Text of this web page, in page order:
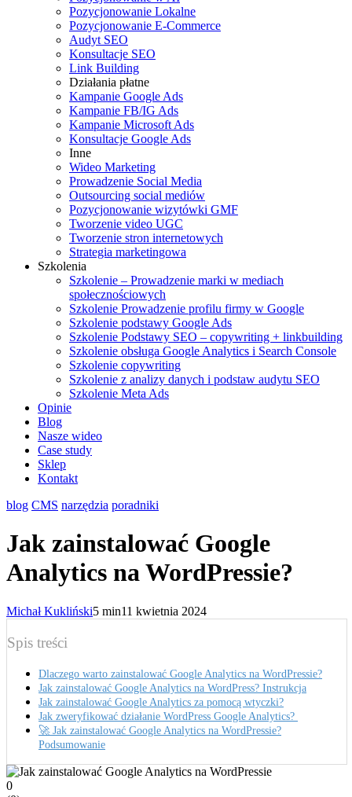
Pozycjonowanie Lokalne
Pozycjonowanie E-Commerce
Audyt SEO
Konsultacje SEO
Link Building
Działania płatne
Kampanie Google Ads
Kampanie FB/IG Ads
Kampanie Microsoft Ads
Konsultacje Google Ads
Inne
Wideo Marketing
Prowadzenie Social Media
Outsourcing social mediów
Pozycjonowanie wizytówki GMF
Tworzenie video UGC
Tworzenie stron internetowych
Strategia marketingowa
Szkolenia
Szkolenie – Prowadzenie marki w mediach
społecznościowych
Szkolenie Prowadzenie profilu firmy w Google
Szkolenie podstawy Google Ads
Szkolenie Podstawy SEO – copywriting + linkbuilding
Szkolenie obsługa Google Analytics i Search Console
Szkolenie copywriting
Szkolenie z analizy danych i podstaw audytu SEO
Szkolenie Meta Ads
Opinie
Blog
Nasze wideo
Case study
Sklep
Kontakt
blog CMS narzędzia poradniki
Jak zainstalować Google
Analytics na WordPressie?
Michał Kukliński5 min11 kwietnia 2024
0
Spis treści
Dlaczego warto zainstalować Google Analytics na WordPressie?
Jak zainstalować Google Analytics na WordPress? Instrukcja
Jak zainstalować Google Analytics za pomocą wtyczki?
Jak zweryfikować działanie WordPress Google Analytics?
🚀 Jak zainstalować Google Analytics na WordPressie?
Podsumowanie